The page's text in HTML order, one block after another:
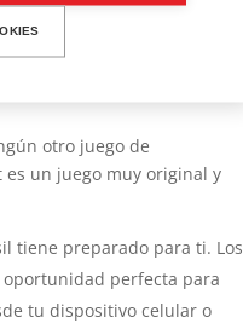
otro juego de
un juego muy original y
tiene preparado para ti. Los
perfecta para
tu dispositivo celular o